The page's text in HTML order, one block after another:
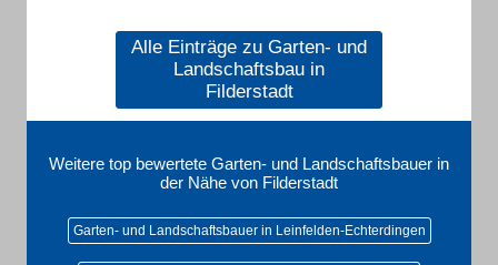
Alle Einträge zu Garten- und
Landschaftsbau in
Filderstadt
Weitere top bewertete Garten- und Landschaftsbauer in
der Nähe von Filderstadt
Garten- und Landschaftsbauer in Leinfelden-Echterdingen